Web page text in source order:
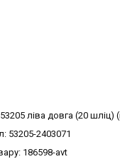
ліва довга (20 шліц)
53205-2403071
186598-avt